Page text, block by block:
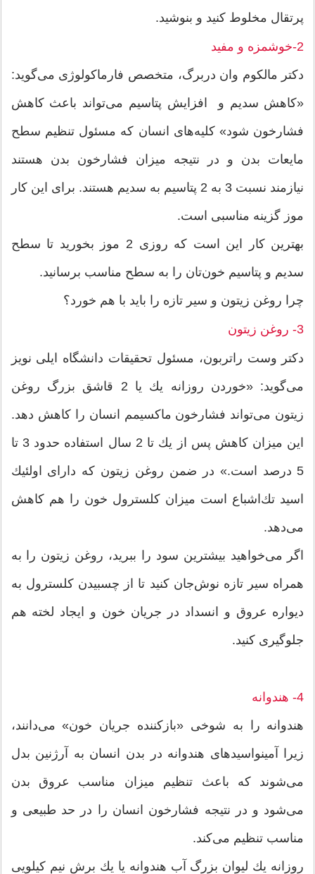
پرتقال مخلوط كنید و بنوشید.
2-خوشمزه و مفید
دكتر مالكوم وان دربرگ، متخصص فارماكولوژی می‌گوید:
«كاهش سدیم و افزایش پتاسیم می‌تواند باعث كاهش
فشارخون شود» كلیه‌های انسان كه مسئول تنظیم سطح
مایعات بدن و در نتیجه میزان فشارخون بدن هستند
نیازمند نسبت 3 به 2 پتاسیم به سدیم هستند. برای این كار
موز گزینه مناسبی است.
بهترین كار این است كه روزی 2 موز بخورید تا سطح
سدیم و پتاسیم خون‌تان را به سطح مناسب برسانید.
چرا روغن زیتون و سیر تازه را باید با هم خورد؟
3- روغن زیتون
دكتر وست راتربون، مسئول تحقیقات دانشگاه ایلی نویز
می‌گوید: «خوردن روزانه یك‌ یا 2 قاشق بزرگ روغن
زیتون می‌تواند فشارخون ماكسیمم انسان را كاهش دهد.
این میزان كاهش پس از یك تا 2 سال استفاده حدود 3 تا
5 درصد است.» در ضمن روغن زیتون كه دارای اولئیك
اسید تك‌اشباع است میزان كلسترول خون را هم كاهش
می‌دهد.
اگر می‌خواهید بیشترین سود را ببرید، روغن زیتون را به
همراه سیر تازه نوش‌جان كنید تا از چسبیدن كلسترول به
دیواره عروق و انسداد در جریان خون و ایجاد لخته هم
جلوگیری كنید.
4- هندوانه
هندوانه را به شوخی «بازكننده جریان خون» می‌دانند،
زیرا آمینواسیدهای هندوانه در بدن انسان به آرژنین بدل
می‌شوند كه باعث تنظیم میزان مناسب عروق بدن
می‌شود و در نتیجه فشارخون انسان را در حد طبیعی و
مناسب تنظیم می‌كند.
روزانه یك لیوان بزرگ آب هندوانه یا یك برش نیم كیلویی